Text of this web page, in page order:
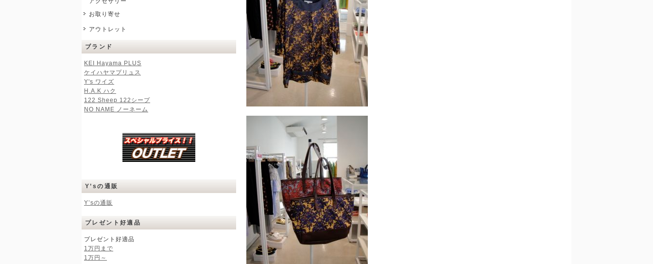
お取り寄せ
アウトレット
ブランド
KEI Hayama PLUS
ケイハヤマプリュス
Y's ワイズ
H.A.K ハク
122 Sheep 122シープ
NO NAME ノーネーム
Y’sの通販
Y’sの通販
プレゼント好適品
プレゼント好適品
1万円まで
1万円～